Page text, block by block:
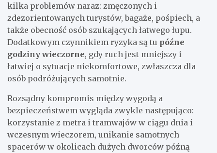
kilka problemów naraz: zmęczonych i
zdezorientowanych turystów, bagaże, pośpiech, a
także obecność osób szukających łatwego łupu.
Dodatkowym czynnikiem ryzyka są tu późne
godziny wieczorne, gdy ruch jest mniejszy i
łatwiej o sytuacje niekomfortowe, zwłaszcza dla
osób podróżujących samotnie.
Rozsądny kompromis między wygodą a
bezpieczeństwem wygląda zwykle następująco:
korzystanie z metra i tramwajów w ciągu dnia i
wczesnym wieczorem, unikanie samotnych
spacerów w okolicach dużych dworców późną